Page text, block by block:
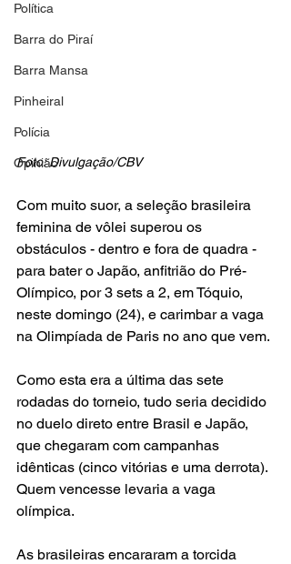
Política
Barra do Piraí
Barra Mansa
Pinheiral
Polícia
Opinião
Foto: Divulgação/CBV
Com muito suor, a seleção brasileira
feminina de vôlei superou os
obstáculos - dentro e fora de quadra -
para bater o Japão, anfitrião do Pré-
Olímpico, por 3 sets a 2, em Tóquio,
neste domingo (24), e carimbar a vaga
na Olimpíada de Paris no ano que vem.
Como esta era a última das sete
rodadas do torneio, tudo seria decidido
no duelo direto entre Brasil e Japão,
que chegaram com campanhas
idênticas (cinco vitórias e uma derrota).
Quem vencesse levaria a vaga
olímpica.
As brasileiras encararam a torcida